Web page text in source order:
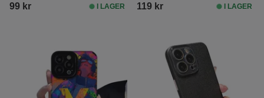
99 kr I LAGER 119 kr I LAGER